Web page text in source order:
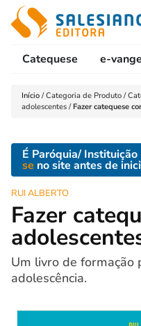
Catequese e-
Início /Categoria de Produto /
adolescentes /Fazer catequese
É Paróquia/
se no site antes de
RUI ALBERTO
Fazer
Um livro de formação
adolescência.